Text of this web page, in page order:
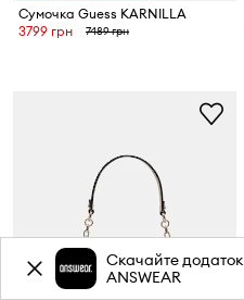
Сумочка Guess KARNILLA
3799 грн
7489 грн
Скачайте додаток
ANSWEAR